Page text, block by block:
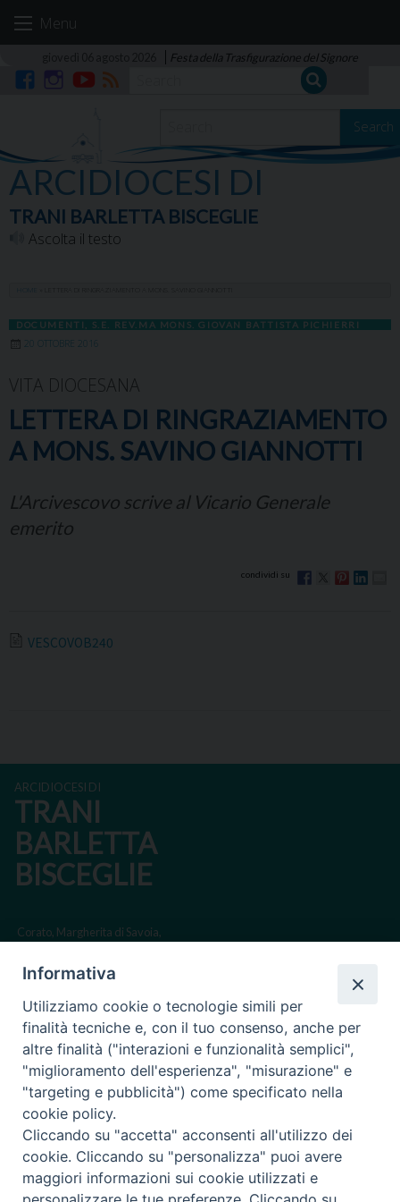
Menu
Festa della Trasfigurazione del Signore
Search
ARCIDIOCESI DI
TRANI BARLETTA BISCEGLIE
Ascolta il testo
DOCUMENTI S.E. REV.MA MONS. GIOVAN BATTISTA PICHIERRI
20 OTTOBRE 2016
VITA DIOCESANA
LETTERA DI RINGRAZIAMENTO
A MONS. SAVINO GIANNOTTI
L'Arcivescovo scrive al Vicario Generale
emerito
VESCOVOB240
ARCIDIOCESI DI
TRANI
BARLETTA
BISCEGLIE
Corato, Margherita di Savoia,
Regione ecclesiastica Puglia
Via Beltrani, 9
76125 Trani BT
Centralino Tel. 0883 494211
Cancelleria Tel. 0883 494204
cancelleria@arcidiocesitrani.it
Informativa
Utilizziamo cookie o tecnologie simili per
finalità tecniche e, con il tuo consenso, anche per
altre finalità ("interazioni e funzionalità semplici",
"miglioramento dell'esperienza", "misurazione" e
"targeting e pubblicità") come specificato nella
cookie policy.
Cliccando su "accetta" acconsenti all'utilizzo dei
cookie. Cliccando su "personalizza" puoi avere
maggiori informazioni sui cookie utilizzati e